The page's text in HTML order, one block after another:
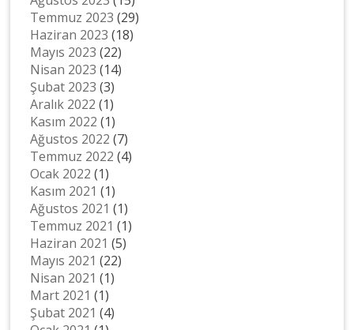
Temmuz 2023 (29)
Haziran 2023 (18)
Mayıs 2023 (22)
Nisan 2023 (14)
Şubat 2023 (3)
Aralık 2022 (1)
Kasım 2022 (1)
Ağustos 2022 (7)
Temmuz 2022 (4)
Ocak 2022 (1)
Kasım 2021 (1)
Ağustos 2021 (1)
Temmuz 2021 (1)
Haziran 2021 (5)
Mayıs 2021 (22)
Nisan 2021 (1)
Mart 2021 (1)
Şubat 2021 (4)